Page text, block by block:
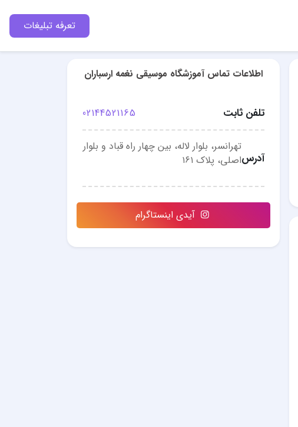
تعرفه تبلیغات
اطلاعات تماس آموزشگاه موسیقی نغمه ارسباران
تلفن ثابت 02144521165
آدرس
تهرانسر، بلوار لاله، بین چهار راه قباد و بلوار
اصلی، پلاک ۱۶۱
آیدی اینستاگرام